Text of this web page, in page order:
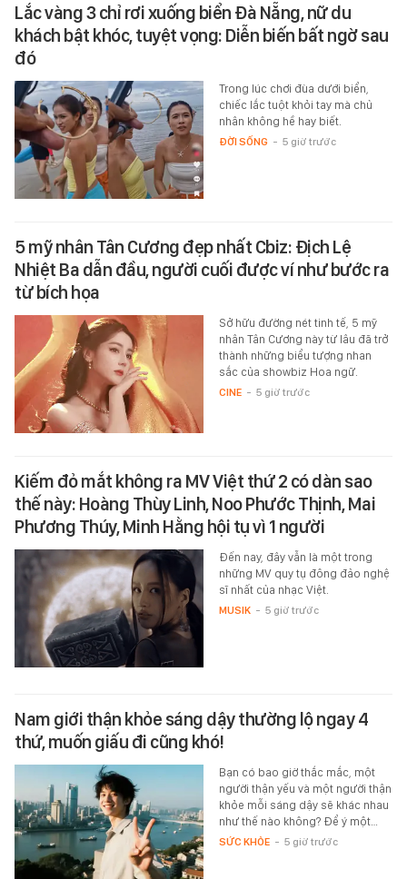
Lắc vàng 3 chỉ rơi xuống biển Đà Nẵng, nữ du
khách bật khóc, tuyệt vọng: Diễn biến bất ngờ sau
đó
Trong lúc chơi đùa dưới biển,
chiếc lắc tuột khỏi tay mà chủ
nhân không hề hay biết.
ĐỜI SỐNG - 5 giờ trước
5 mỹ nhân Tân Cương đẹp nhất Cbiz: Địch Lệ
Nhiệt Ba dẫn đầu, người cuối được ví như bước ra
từ bích họa
Sở hữu đường nét tinh tế, 5 mỹ
nhân Tân Cương này từ lâu đã trở
thành những biểu tượng nhan
sắc của showbiz Hoa ngữ.
CINE - 5 giờ trước
Kiếm đỏ mắt không ra MV Việt thứ 2 có dàn sao
thế này: Hoàng Thùy Linh, Noo Phước Thịnh, Mai
Phương Thúy, Minh Hằng hội tụ vì 1 người
Đến nay, đây vẫn là một trong
những MV quy tụ đông đảo nghệ
sĩ nhất của nhạc Việt.
MUSIK - 5 giờ trước
Nam giới thận khỏe sáng dậy thường lộ ngay 4
thứ, muốn giấu đi cũng khó!
Bạn có bao giờ thắc mắc, một
người thận yếu và một người thận
khỏe mỗi sáng dậy sẽ khác nhau
như thế nào không? Để ý một…
SỨC KHỎE - 5 giờ trước